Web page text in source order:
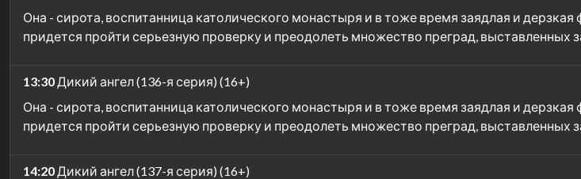
Она - сирота, воспитанница католического монастыря и в тоже время заядлая и
придется пройти серьезную проверку и преодолеть множество преград, выставленных
13:30Дикий ангел (136-я серия) (16+)
Она - сирота, воспитанница католического монастыря и в тоже время заядлая и
придется пройти серьезную проверку и преодолеть множество преград, выставленных
14:20Дикий ангел (137-я серия) (16+)